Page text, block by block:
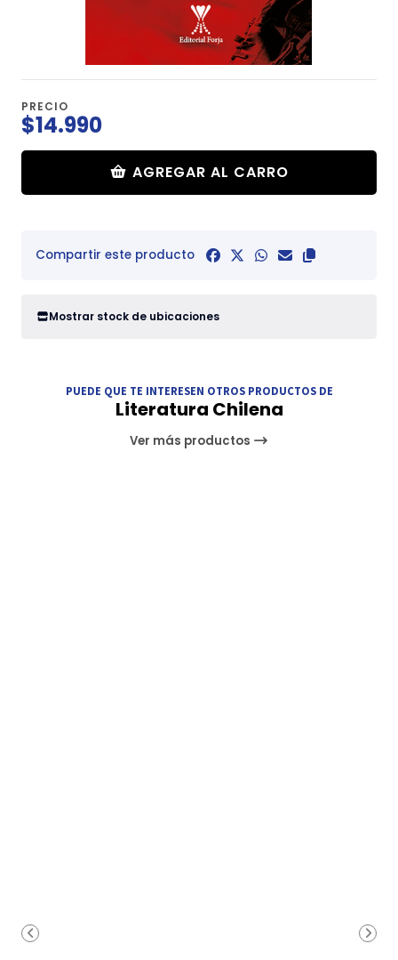
PRECIO
$14.990
AGREGAR AL CARRO
Compartir este producto
Mostrar stock de ubicaciones
PUEDE QUE TE INTERESEN OTROS PRODUCTOS DE
Literatura Chilena
Ver más productos